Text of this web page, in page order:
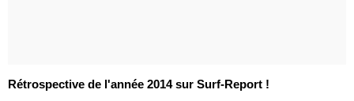
Rétrospective de l'année 2014 sur Surf-Report !